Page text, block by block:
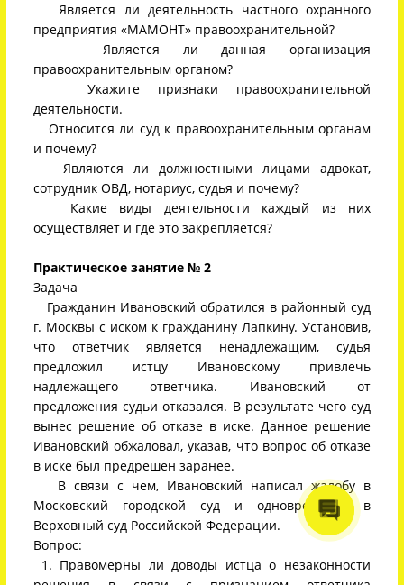
Является ли деятельность частного охранного
предприятия «МАМОНТ» правоохранительной?
Является ли данная организация
правоохранительным органом?
Укажите признаки правоохранительной
деятельности.
Относится ли суд к правоохранительным органам
и почему?
Являются ли должностными лицами адвокат,
сотрудник ОВД, нотариус, судья и почему?
Какие виды деятельности каждый из них
осуществляет и где это закрепляется?
Практическое занятие № 2
Задача
Гражданин Ивановский обратился в районный суд
г. Москвы с иском к гражданину Лапкину. Установив,
что ответчик является ненадлежащим, судья
предложил истцу Ивановскому привлечь
надлежащего ответчика. Ивановский от
предложения судьи отказался. В результате чего суд
вынес решение об отказе в иске. Данное решение
Ивановский обжаловал, указав, что вопрос об отказе
в иске был предрешен заранее.
В связи с чем, Ивановский написал жалобу в
Московский городской суд и одновременно в
Верховный суд Российской Федерации.
Вопрос:
1. Правомерны ли доводы истца о незаконности